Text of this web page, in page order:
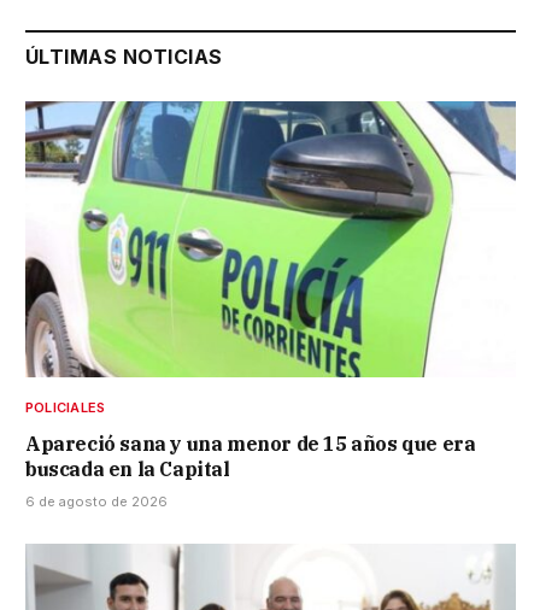
ÚLTIMAS NOTICIAS
POLICIALES
Apareció sana y una menor de 15 años que era
buscada en la Capital
6 de agosto de 2026